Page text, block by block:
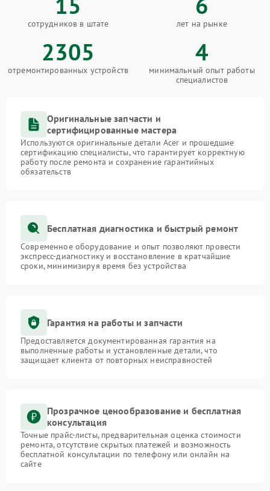
сотрудников в штате лет на рынке
2305
отремонтированных устройств
4
минимальный опыт работы
специалистов
Оригинальные запчасти и
сертифицированные мастера
Используются оригинальные детали Acer и прошедшие
сертификацию специалисты, что гарантирует корректную
работу после ремонта и сохранение гарантийных
обязательств
Бесплатная диагностика и быстрый ремонт
Современное оборудование и опыт позволяют провести
экспресс-диагностику и восстановление в кратчайшие
сроки, минимизируя время без устройства
Гарантия на работы и запчасти
Предоставляется документированная гарантия на
выполненные работы и установленные детали, что
защищает клиента от повторных неисправностей
Прозрачное ценообразование и бесплатная
консультация
Точные прайс-листы, предварительная оценка стоимости
ремонта, отсутствие скрытых платежей и возможность
бесплатной консультации по телефону или онлайн на
сайте